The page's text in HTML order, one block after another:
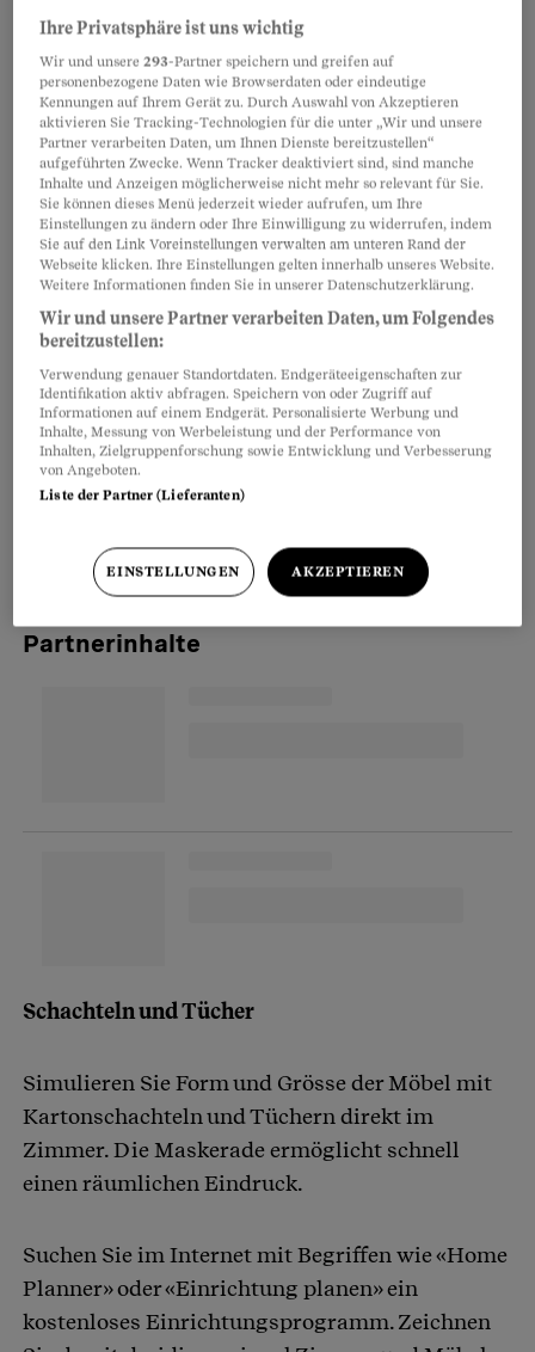
Artikel teilen
Dass ein neues Möbel im Zimmer Platz hat, sagt
meist noch nichts aus über seine räumliche
Wirkung. Virtuell einrichten heisst deshalb die
Devise. Um vor dem Kauf die Raumwirkung zu
simulieren, gibt es mehrere Möglichkeiten:
Zeichnen Sie den Grundriss des Zimmers
massstäblich (zum Beispiel 1: 50) auf. Dann
suchen Sie die Masse der Möbel im Katalog,
zeichnen sie im selben Massstab auf ein zweites
Blatt und schneiden sie aus. Mit den Schnipseln
lässt sich leicht testen, wie gross Platzbedarf
zusammengeht.
Partnerinhalte
Schachteln und Tücher
Simulieren Sie Form und Grösse der Möbel mit
Kartonschachteln und Tüchern direkt im
Zimmer. Die Maskerade ermöglicht schnell
einen räumlichen Eindruck.
Suchen Sie im Internet mit Begriffen wie «Home
Planner» oder «Einrichtung planen» ein
kostenloses Einrichtungsprogramm. Zeichnen
Ihre Privatsphäre ist uns wichtig
Wir und unsere293-Partner speichern und greifen auf
personenbezogene Daten wie Browserdaten oder eindeutige
Kennungen auf Ihrem Gerät zu. Durch Auswahl von Akzeptieren
aktivieren Sie Tracking-Technologien für die unter „Wir und unsere
Partner verarbeiten Daten, um Ihnen Dienste bereitzustellen“
aufgeführten Zwecke. Wenn Tracker deaktiviert sind, sind manche
Inhalte und Anzeigen möglicherweise nicht mehr so relevant für Sie.
Sie können dieses Menü jederzeit wieder aufrufen, um Ihre
Einstellungen zu ändern oder Ihre Einwilligung zu widerrufen, indem
Sie auf den Link Voreinstellungen verwalten am unteren Rand der
Webseite klicken. Ihre Einstellungen gelten innerhalb unseres Website.
Weitere Informationen finden Sie in unserer Datenschutzerklärung.
Wir und unsere Partner verarbeiten Daten, um Folgendes
bereitzustellen:
Verwendung genauer Standortdaten. Endgeräteeigenschaften zur
Identifikation aktiv abfragen. Speichern von oder Zugriff auf
Informationen auf einem Endgerät. Personalisierte Werbung und
Inhalte, Messung von Werbeleistung und der Performance von
Inhalten, Zielgruppenforschung sowie Entwicklung und Verbesserung
von Angeboten.
Liste der Partner (Lieferanten)
EINSTELLUNGEN AKZEPTIEREN